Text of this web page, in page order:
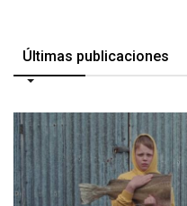
Últimas publicaciones